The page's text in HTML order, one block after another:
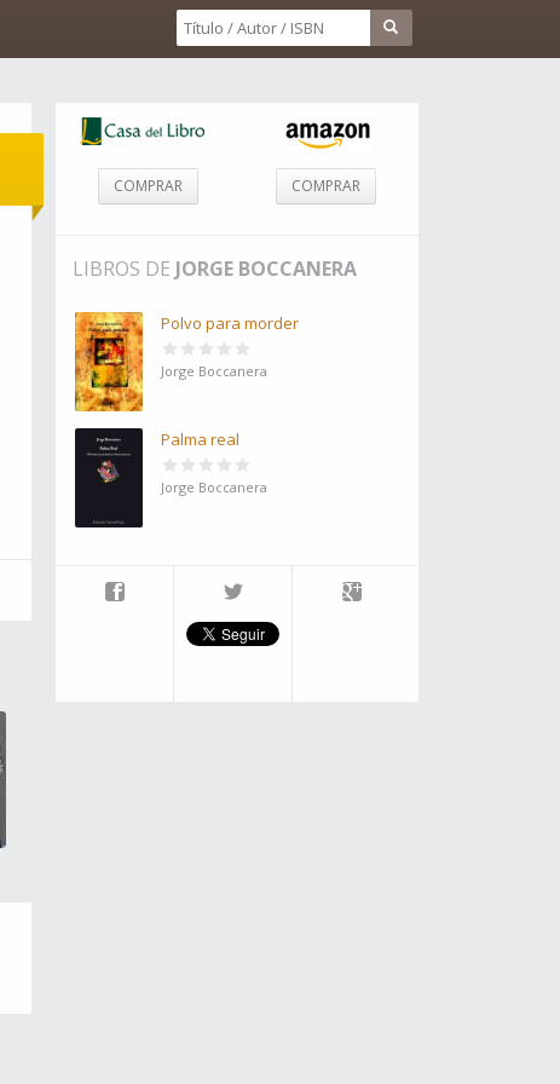
COMPRAR COMPRAR
LIBROS DE JORGE BOCCANERA
Polvo para morder
Jorge Boccanera
Palma real
Jorge Boccanera